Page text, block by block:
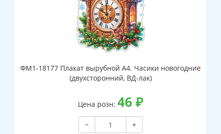
ФМ1-18177 Плакат вырубной А4. Часики новогодние
(двухсторонний, ВД-лак)
Цена розн: 46 ₽
−
+